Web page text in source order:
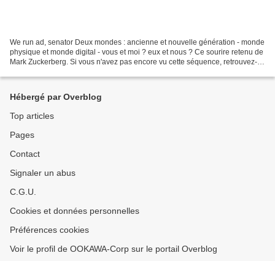
We run ad, senator Deux mondes : ancienne et nouvelle génération - monde
physique et monde digital - vous et moi ? eux et nous ? Ce sourire retenu de
Mark Zuckerberg. Si vous n'avez pas encore vu cette séquence, retrouvez-là
Hébergé par Overblog
Top articles
Pages
Contact
Signaler un abus
C.G.U.
Cookies et données personnelles
Préférences cookies
Voir le profil de OOKAWA-Corp sur le portail Overblog